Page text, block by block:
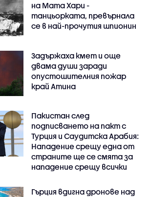
на Мата Хари -
танцьорката, превърнала
се в най-прочутия шпионин
Задържаха кмет и още
двама души заради
опустошителния пожар
край Атина
Пакистан след
подписването на пакт с
Турция и Саудитска Арабия:
Нападение срещу една от
страните ще се смята за
нападение срещу всички
Гърция вдигна дронове над